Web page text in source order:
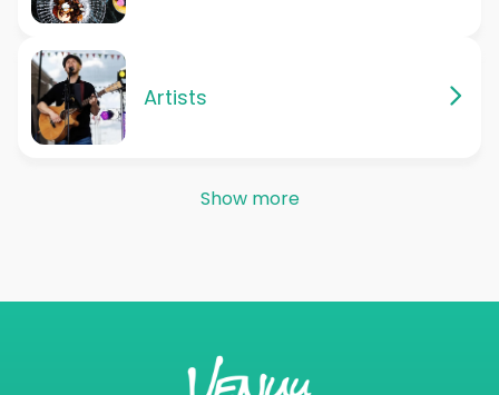
Artists
Show more